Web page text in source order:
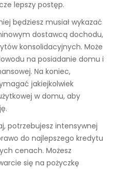
lepszy postęp.
będziesz musiał wykazać
dostawcą dochodu,
konsolidacyjnych. Może
na posiadanie domu i
Na koniec,
jakiejkolwiek
w domu, aby
potrzebujesz intensywnej
do najlepszego kredytu
cenach. Możesz
się na pożyczkę